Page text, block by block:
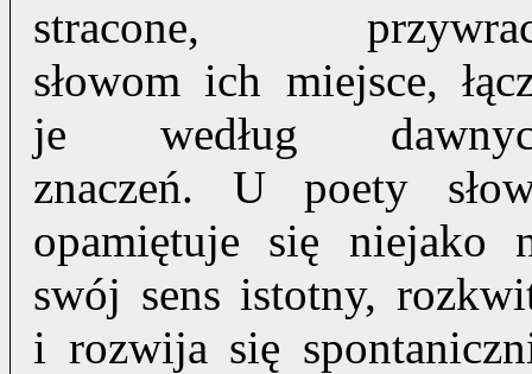
stracone,
słowom ich miejsce,
je według
znaczeń. U poety
opamiętuje się niejako
swój sens istotny,
i rozwija się